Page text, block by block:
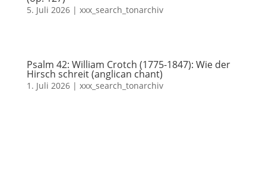
5. Juli 2026| xxx_search_tonarchiv
Psalm 42: William Crotch (1775-1847): Wie der
Hirsch schreit (anglican chant)
1. Juli 2026| xxx_search_tonarchiv